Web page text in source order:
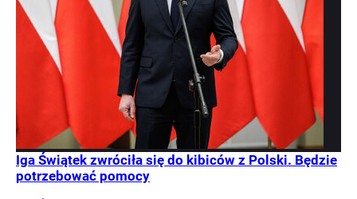
Iga Świątek zwróciła się do kibiców z Polski. Będzie
potrzebować pomocy